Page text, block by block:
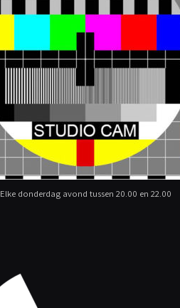
Elke donderdag avond tussen 20.00 en 22.00